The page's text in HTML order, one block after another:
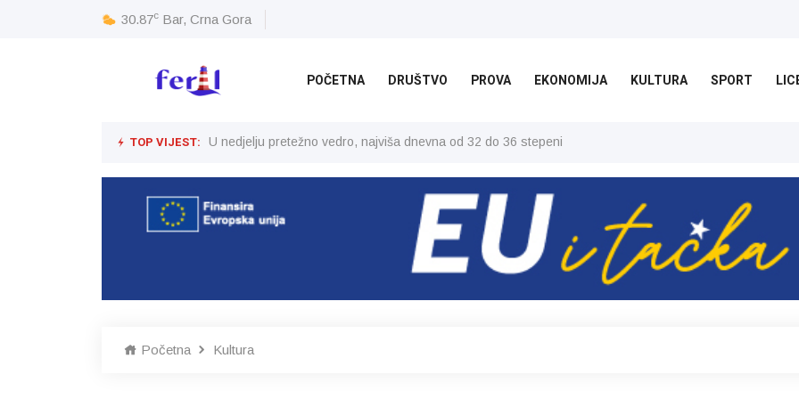
30.87c Bar, Crna Gora
POČETNA DRUŠTVO PROVA EKONOMIJA KULTURA SPORT
TOP VIJEST: U nedjelju pretežno vedro, najviša dnevna od 32 do 36 stepeni
Početna Kultura